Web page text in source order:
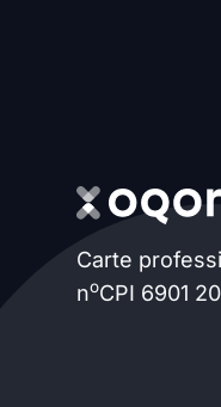
Nombre de
disponibles
Carte
noCPI 6901